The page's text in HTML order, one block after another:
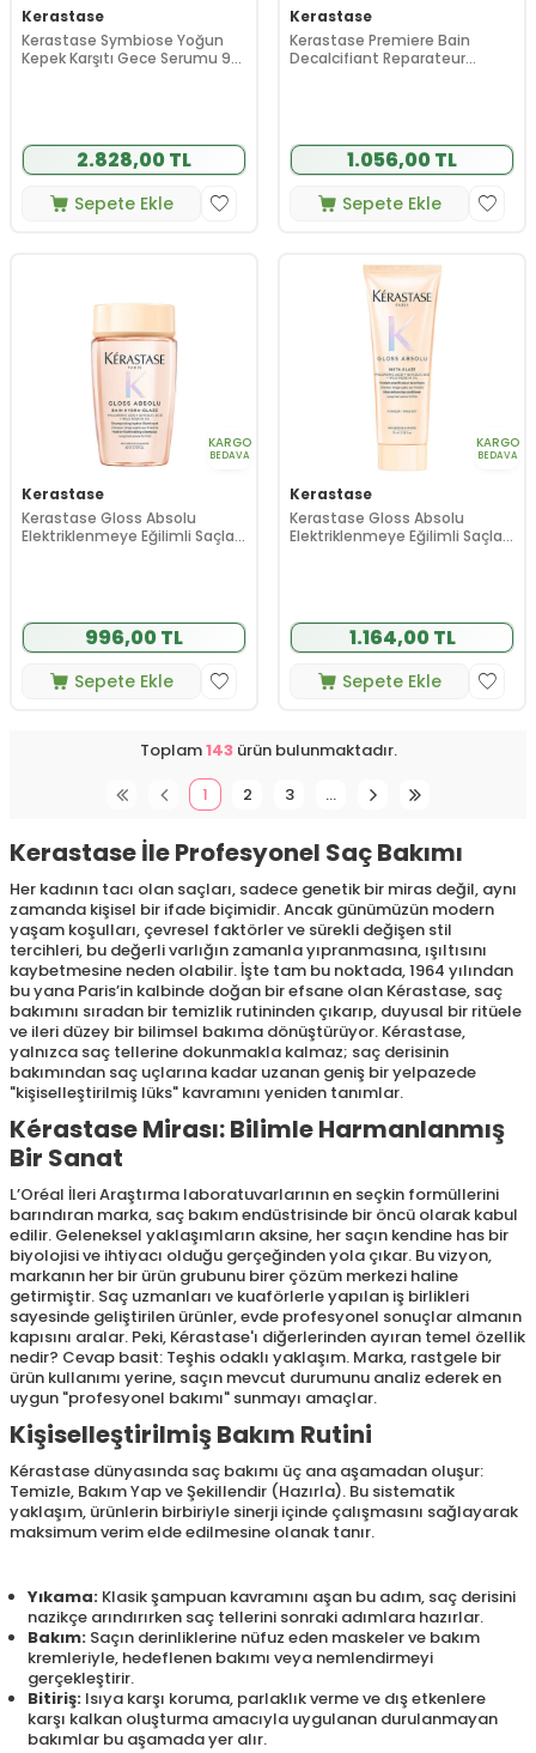
Kerastase
Kerastase Symbiose Yoğun
Kepek Karşıtı Gece Serumu 90
2.828,00 TL
Sepete Ekle
Kerastase
Kerastase Premiere Bain
Decalcifiant Reparateur
1.056,00 TL
Sepete Ekle
KARGO
BEDAVA
Kerastase
Kerastase Gloss Absolu
Elektriklenmeye Eğilimli Saçlar
996,00 TL
Sepete Ekle
KARGO
BEDAVA
Kerastase
Kerastase Gloss Absolu
Elektriklenmeye Eğilimli Saçlar
1.164,00 TL
Sepete Ekle
Toplam143ürün bulunmaktadır.
1
2 3 …
Kerastase İle Profesyonel Saç Bakımı
Her kadının tacı olan saçları, sadece genetik bir miras değil, aynı
zamanda kişisel bir ifade biçimidir. Ancak günümüzün modern
yaşam koşulları, çevresel faktörler ve sürekli değişen stil
tercihleri, bu değerli varlığın zamanla yıpranmasına, ışıltısını
kaybetmesine neden olabilir. İşte tam bu noktada, 1964 yılından
bu yana Paris’in kalbinde doğan bir efsane olan Kérastase, saç
bakımını sıradan bir temizlik rutininden çıkarıp, duyusal bir ritüele
ve ileri düzey bir bilimsel bakıma dönüştürüyor. Kérastase,
yalnızca saç tellerine dokunmakla kalmaz; saç derisinin
bakımından saç uçlarına kadar uzanan geniş bir yelpazede
"kişiselleştirilmiş lüks" kavramını yeniden tanımlar.
Kérastase Mirası: Bilimle Harmanlanmış
Bir Sanat
L’Oréal İleri Araştırma laboratuvarlarının en seçkin formüllerini
barındıran marka, saç bakım endüstrisinde bir öncü olarak kabul
edilir. Geleneksel yaklaşımların aksine, her saçın kendine has bir
biyolojisi ve ihtiyacı olduğu gerçeğinden yola çıkar. Bu vizyon,
markanın her bir ürün grubunu birer çözüm merkezi haline
getirmiştir. Saç uzmanları ve kuaförlerle yapılan iş birlikleri
sayesinde geliştirilen ürünler, evde profesyonel sonuçlar almanın
kapısını aralar. Peki, Kérastase'ı diğerlerinden ayıran temel özellik
nedir? Cevap basit: Teşhis odaklı yaklaşım. Marka, rastgele bir
ürün kullanımı yerine, saçın mevcut durumunu analiz ederek en
uygun "profesyonel bakımı" sunmayı amaçlar.
Kişiselleştirilmiş Bakım Rutini
Kérastase dünyasında saç bakımı üç ana aşamadan oluşur:
Temizle, Bakım Yap ve Şekillendir (Hazırla). Bu sistematik
yaklaşım, ürünlerin birbiriyle sinerji içinde çalışmasını sağlayarak
maksimum verim elde edilmesine olanak tanır.
Yıkama: Klasik şampuan kavramını aşan bu adım, saç derisini
nazikçe arındırırken saç tellerini sonraki adımlara hazırlar.
Bakım: Saçın derinliklerine nüfuz eden maskeler ve bakım
kremleriyle, hedeflenen bakımı veya nemlendirmeyi
gerçekleştirir.
Bitiriş: Isıya karşı koruma, parlaklık verme ve dış etkenlere
karşı kalkan oluşturma amacıyla uygulanan durulanmayan
bakımlar bu aşamada yer alır.